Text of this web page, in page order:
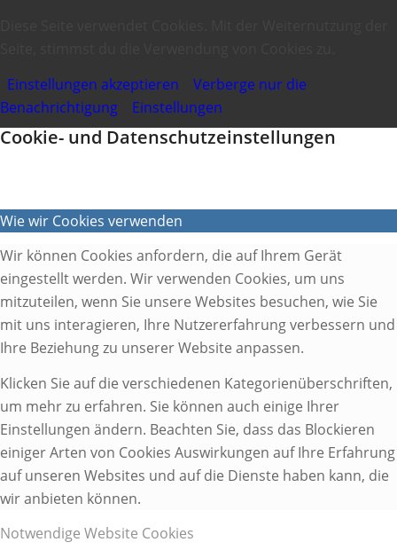
Einstellungen akzeptieren
Verberge nur die
Benachrichtigung
Einstellungen
Cookie- und Datenschutzeinstellungen
Wie wir Cookies verwenden
Wir können Cookies anfordern, die auf Ihrem Gerät
eingestellt werden. Wir verwenden Cookies, um uns
mitzuteilen, wenn Sie unsere Websites besuchen, wie Sie
mit uns interagieren, Ihre Nutzererfahrung verbessern und
Ihre Beziehung zu unserer Website anpassen.
Klicken Sie auf die verschiedenen Kategorienüberschriften,
um mehr zu erfahren. Sie können auch einige Ihrer
Einstellungen ändern. Beachten Sie, dass das Blockieren
einiger Arten von Cookies Auswirkungen auf Ihre Erfahrung
auf unseren Websites und auf die Dienste haben kann, die
wir anbieten können.
Notwendige Website Cookies